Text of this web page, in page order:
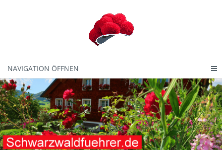
NAVIGATION ÖFFNEN